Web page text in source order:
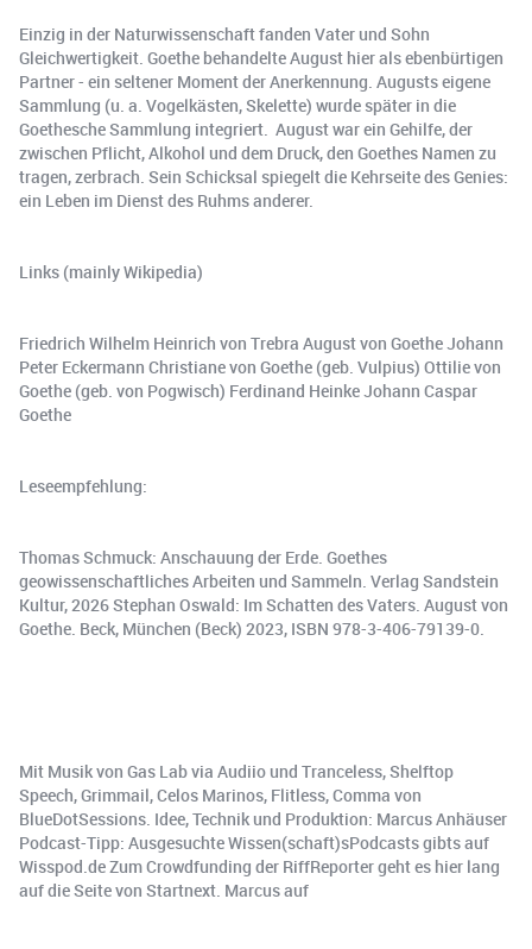
Einzig in der Naturwissenschaft fanden Vater und Sohn
Gleichwertigkeit. Goethe behandelte August hier als ebenbürtigen
Partner - ein seltener Moment der Anerkennung. Augusts eigene
Sammlung (u. a. Vogelkästen, Skelette) wurde später in die
Goethesche Sammlung integriert. August war ein Gehilfe, der
zwischen Pflicht, Alkohol und dem Druck, den Goethes Namen zu
tragen, zerbrach. Sein Schicksal spiegelt die Kehrseite des Genies:
ein Leben im Dienst des Ruhms anderer.
Links (mainly Wikipedia)
Friedrich Wilhelm Heinrich von Trebra August von Goethe Johann
Peter Eckermann Christiane von Goethe (geb. Vulpius) Ottilie von
Goethe (geb. von Pogwisch) Ferdinand Heinke Johann Caspar
Goethe
Leseempfehlung:
Thomas Schmuck: Anschauung der Erde. Goethes
geowissenschaftliches Arbeiten und Sammeln. Verlag Sandstein
Kultur, 2026 Stephan Oswald: Im Schatten des Vaters. August von
Goethe. Beck, München (Beck) 2023, ISBN 978-3-406-79139-0.
Mit Musik von Gas Lab via Audiio und Tranceless, Shelftop
Speech, Grimmail, Celos Marinos, Flitless, Comma von
BlueDotSessions. Idee, Technik und Produktion: Marcus Anhäuser
Podcast-Tipp: Ausgesuchte Wissen(schaft)sPodcasts gibts auf
Wisspod.de Zum Crowdfunding der RiffReporter geht es hier lang
auf die Seite von Startnext. Marcus auf